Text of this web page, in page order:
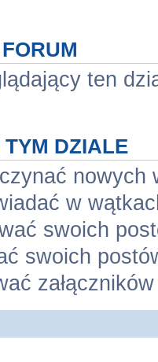
ten
DZIALE
nowych
w
swoich
swoich
załączników